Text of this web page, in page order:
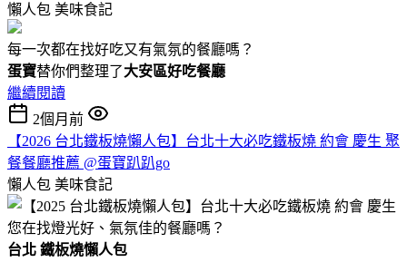
懶人包 美味食記
每一次都在找好吃又有氣氛的餐廳嗎？
蛋寶替你們整理了大安區好吃餐廳
繼續閱讀
2個月前
【2026 台北鐵板燒懶人包】台北十大必吃鐵板燒 約會 慶生 聚
餐餐廳推薦 @蛋寶趴趴go
懶人包 美味食記
您在找燈光好、氣氛佳的餐廳嗎？
台北 鐵板燒懶人包